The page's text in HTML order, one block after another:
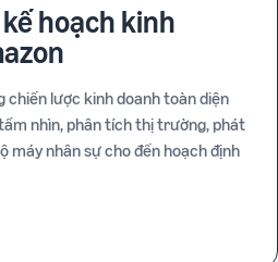
hoạch kinh
chiến lược kinh doanh toàn diện
nhìn, phân tích thị trường, phát
máy nhân sự cho đến hoạch định